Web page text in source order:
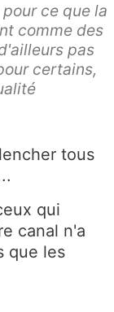
ce que la
comme des
pas
certains,
tous
qui
canal n'a
que les